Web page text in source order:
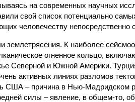
на современных научных
свой список потенциально
человечеству непосредственно
землетрясения. К наиболее
огненное кольцо,
Северной и Южной Америки.
активных линиях разломов
США – причина в Нью-Мадридском
силы – явление, в общем-то,